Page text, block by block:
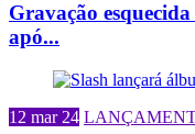
Gravação
apó...
12 mar 24